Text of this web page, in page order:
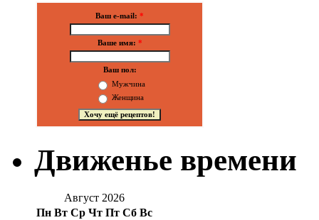
Ваш e-mail: *
Ваше имя: *
Ваш пол:
Мужчина
Женщина
Движенье времени
Август 2026
Пн Вт Ср Чт Пт Сб Вс